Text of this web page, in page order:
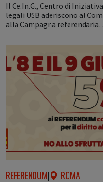
Il Ce.In.G., Centro di
legali USB aderiscono al
alla Campagna
REFERENDUM| ROMA